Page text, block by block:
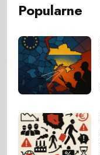
Popularne